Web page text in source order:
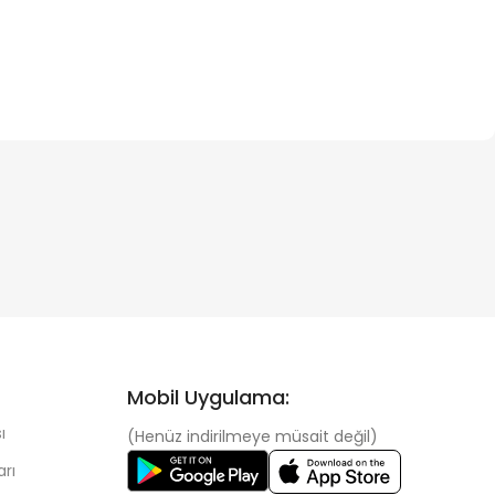
Mobil Uygulama:
(Henüz indirilmeye müsait değil)